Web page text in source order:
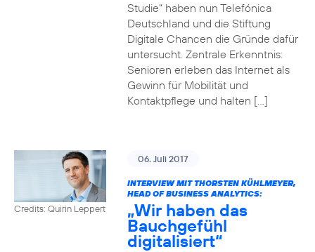
Studie“ haben nun Telefónica
Deutschland und die Stiftung
Digitale Chancen die Gründe dafür
untersucht. Zentrale Erkenntnis:
Senioren erleben das Internet als
Gewinn für Mobilität und
Kontaktpflege und halten […]
Credits: Quirin Leppert
06. Juli 2017
INTERVIEW MIT THORSTEN KÜHLMEYER,
HEAD OF BUSINESS ANALYTICS:
„Wir haben das
Bauchgefühl
digitalisiert“